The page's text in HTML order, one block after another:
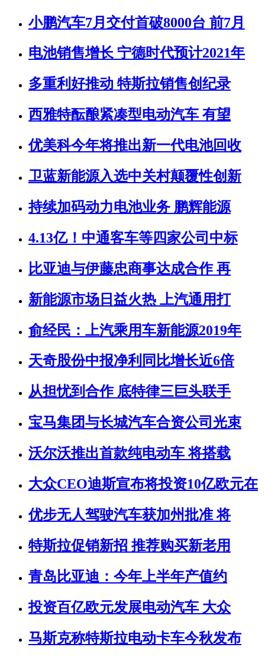
小鹏汽车7月交付首破8000台 前7月
电池销售增长 宁德时代预计2021年
多重利好推动 特斯拉销售创纪录
西雅特酝酿紧凑型电动汽车 有望
优美科今年将推出新一代电池回收
卫蓝新能源入选中关村颠覆性创新
持续加码动力电池业务 鹏辉能源
4.13亿！中通客车等四家公司中标
比亚迪与伊藤忠商事达成合作 再
新能源市场日益火热 上汽通用打
俞经民：上汽乘用车新能源2019年
天奇股份中报净利同比增长近6倍
从担忧到合作 底特律三巨头联手
宝马集团与长城汽车合资公司光束
沃尔沃推出首款纯电动车 将搭载
大众CEO迪斯宣布将投资10亿欧元在
优步无人驾驶汽车获加州批准 将
特斯拉促销新招 推荐购买新老用
青岛比亚迪：今年上半年产值约
投资百亿欧元发展电动汽车 大众
马斯克称特斯拉电动卡车今秋发布